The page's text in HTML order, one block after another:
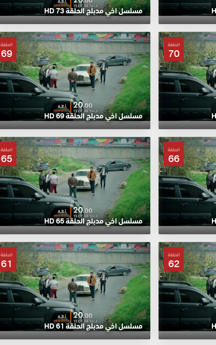
مسلسل اخي مدبلج الحلقة 73 HD
الحلقة
70
الحلقة
69
مسلسل اخي مدبلج الحلقة 69 HD
الحلقة
66
الحلقة
65
مسلسل اخي مدبلج الحلقة 65 HD
الحلقة
62
الحلقة
61
مسلسل اخي مدبلج الحلقة 61 HD